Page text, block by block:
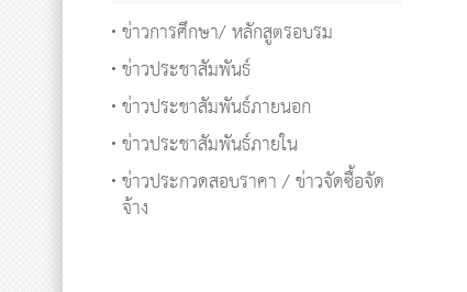
ข่าวการศึกษา/ หลักสูตรอบรม
ข่าวประชาสัมพันธ์
ข่าวประชาสัมพันธ์ภายนอก
ข่าวประชาสัมพันธ์ภายใน
ข่าวประกวดสอบราคา / ข่าวจัดซื้อจัด
จ้าง